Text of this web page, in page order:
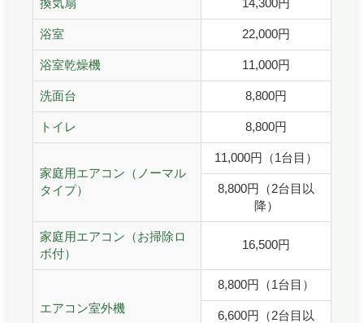
フローリング
キッチンセット
水まわり3点セット
浴室セット
エアコン・室外機セット
3時間お手伝いセット
引越し前後セット
草刈り
業務用レンジフード
換気扇 14,300円
浴室 22,000円
浴室乾燥機 11,000円
洗面台 8,800円
トイレ 8,800円
家庭用エアコン（ノーマル
タイプ）
11,000円（1台目）
8,800円（2台目以
降）
家庭用エアコン（お掃除ロ
ボ付）
16,500円
エアコン室外機
8,800円（1台目）
6,600円（2台目以